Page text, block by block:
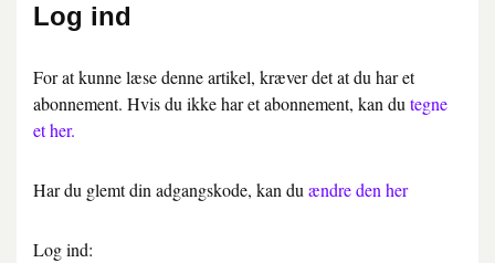
Log ind
For at kunne læse denne artikel, kræver det at du har et
abonnement. Hvis du ikke har et abonnement, kan dutegne
et her.
Har du glemt din adgangskode, kan duændre den her
Log ind: